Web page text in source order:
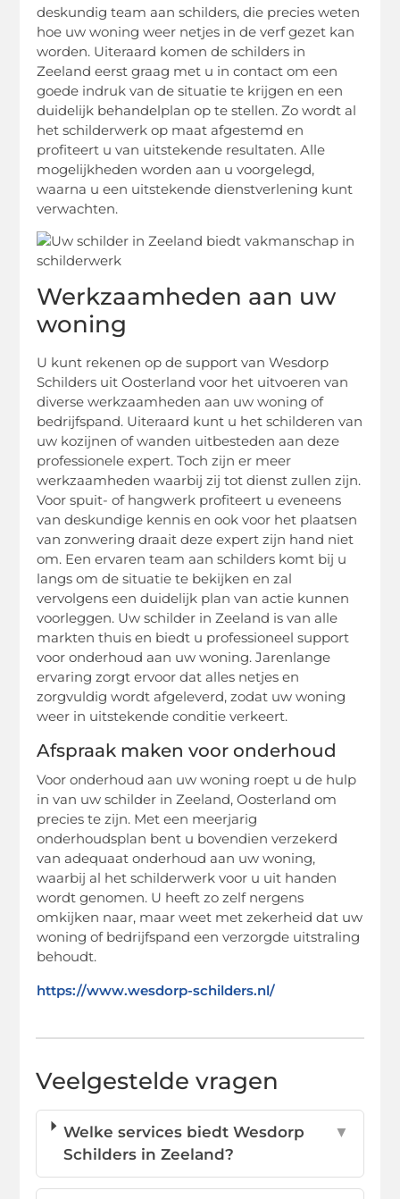
deskundig team aan schilders, die precies weten
hoe uw woning weer netjes in de verf gezet kan
worden. Uiteraard komen de schilders in
Zeeland eerst graag met u in contact om een
goede indruk van de situatie te krijgen en een
duidelijk behandelplan op te stellen. Zo wordt al
het schilderwerk op maat afgestemd en
profiteert u van uitstekende resultaten. Alle
mogelijkheden worden aan u voorgelegd,
waarna u een uitstekende dienstverlening kunt
verwachten.
Werkzaamheden aan uw
woning
U kunt rekenen op de support van Wesdorp
Schilders uit Oosterland voor het uitvoeren van
diverse werkzaamheden aan uw woning of
bedrijfspand. Uiteraard kunt u het schilderen van
uw kozijnen of wanden uitbesteden aan deze
professionele expert. Toch zijn er meer
werkzaamheden waarbij zij tot dienst zullen zijn.
Voor spuit- of hangwerk profiteert u eveneens
van deskundige kennis en ook voor het plaatsen
van zonwering draait deze expert zijn hand niet
om. Een ervaren team aan schilders komt bij u
langs om de situatie te bekijken en zal
vervolgens een duidelijk plan van actie kunnen
voorleggen. Uw schilder in Zeeland is van alle
markten thuis en biedt u professioneel support
voor onderhoud aan uw woning. Jarenlange
ervaring zorgt ervoor dat alles netjes en
zorgvuldig wordt afgeleverd, zodat uw woning
weer in uitstekende conditie verkeert.
Afspraak maken voor onderhoud
Voor onderhoud aan uw woning roept u de hulp
in van uw schilder in Zeeland, Oosterland om
precies te zijn. Met een meerjarig
onderhoudsplan bent u bovendien verzekerd
van adequaat onderhoud aan uw woning,
waarbij al het schilderwerk voor u uit handen
wordt genomen. U heeft zo zelf nergens
omkijken naar, maar weet met zekerheid dat uw
woning of bedrijfspand een verzorgde uitstraling
behoudt.
https://www.wesdorp-schilders.nl/
Veelgestelde vragen
Welke services biedt Wesdorp
Schilders in Zeeland?
▼